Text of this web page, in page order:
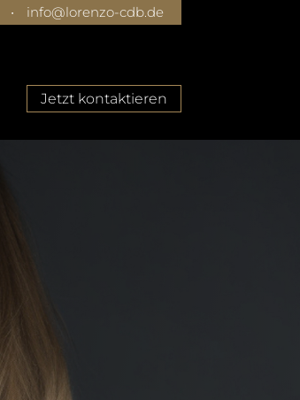
Jetzt kontaktieren
• info@lorenzo-cdb.de